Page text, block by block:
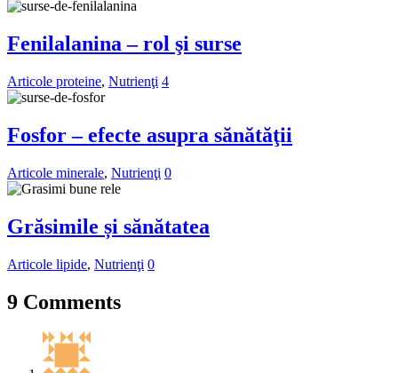
Fenilalanina – rol şi surse
Articole proteine, Nutrienţi 4
Fosfor – efecte asupra sănătăţii
Articole minerale, Nutrienţi 0
Grăsimile și sănătatea
Articole lipide, Nutrienţi 0
9 Comments